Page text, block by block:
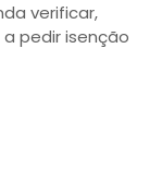
verificar,
pedir isenção